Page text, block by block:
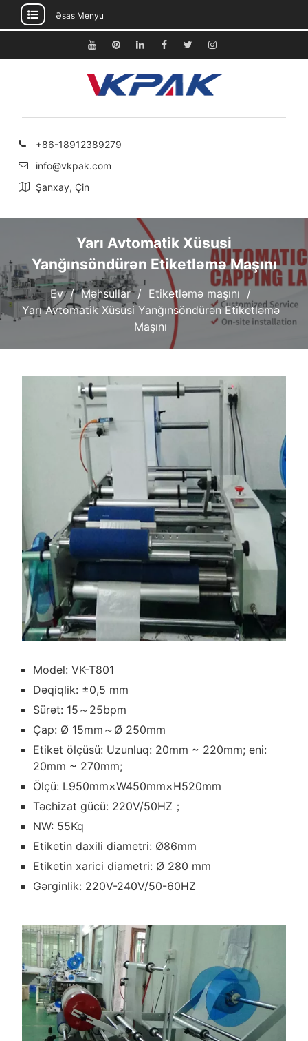
keçin
Əsas Menyu
YoutubePinterestLinkedinFacebook
TwitterInstagram
+86-18912389279
info@vkpak.com
Şanxay, Çin
Yarı Avtomatik Xüsusi
Yanğınsöndürən Etiketləmə Maşını
Ev Məhsullar
Etiketləmə maşını
Yarı Avtomatik Xüsusi Yanğınsöndürən Etiketləmə
Maşını
Model: VK-T801
Dəqiqlik: ±0,5 mm
Sürət: 15～25bpm
Çap: Ø 15mm～Ø 250mm
Etiket ölçüsü: Uzunluq: 20mm ~ 220mm; eni:
20mm ~ 270mm;
Ölçü: L950mm×W450mm×H520mm
Təchizat gücü: 220V/50HZ；
NW: 55Kq
Etiketin daxili diametri: Ø86mm
Etiketin xarici diametri: Ø 280 mm
Gərginlik: 220V-240V/50-60HZ